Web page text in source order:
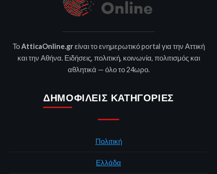
ΤοAtticaOnline.grείναι το ενημερωτικό portal για την Αττική
και την Αθήνα. Ειδήσεις, πολιτική, κοινωνία, πολιτισμός και
αθλητικά — όλο το 24ωρο.
ΔΗΜΟΦΙΛΕΊΣ ΚΑΤΗΓΟΡΊΕΣ
Πολιτική
Ελλάδα